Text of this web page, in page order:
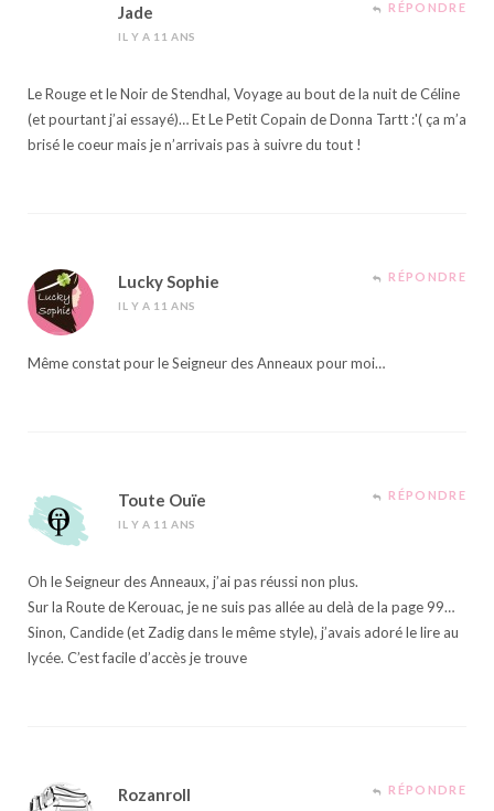
Jade
IL Y A 11 ANS
RÉPONDRE
Le Rouge et le Noir de Stendhal, Voyage au bout de la nuit de Céline
(et pourtant j’ai essayé)… Et Le Petit Copain de Donna Tartt :'( ça m’a
brisé le coeur mais je n’arrivais pas à suivre du tout !
Lucky Sophie
IL Y A 11 ANS
RÉPONDRE
Même constat pour le Seigneur des Anneaux pour moi…
Toute Ouïe
IL Y A 11 ANS
RÉPONDRE
Oh le Seigneur des Anneaux, j’ai pas réussi non plus.
Sur la Route de Kerouac, je ne suis pas allée au delà de la page 99…
Sinon, Candide (et Zadig dans le même style), j’avais adoré le lire au
lycée. C’est facile d’accès je trouve
Rozanroll RÉPONDRE